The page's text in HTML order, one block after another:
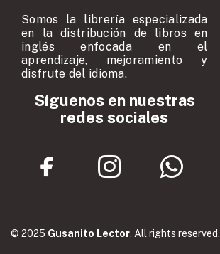
Somos la librería especializada
en la distribución de libros en
inglés enfocada en el
aprendizaje, mejoramiento y
disfrute del idioma.
Síguenos en nuestras
redes sociales
© 2025 Gusanito Lector. All rights reserved.